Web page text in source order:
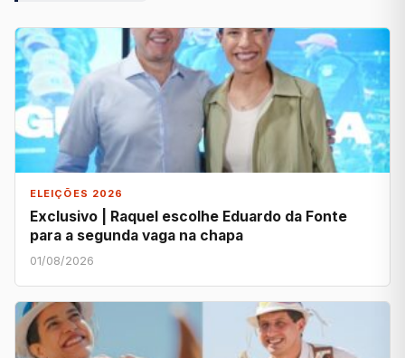
ELEIÇÕES 2026
Exclusivo | Raquel escolhe Eduardo da Fonte
para a segunda vaga na chapa
01/08/2026